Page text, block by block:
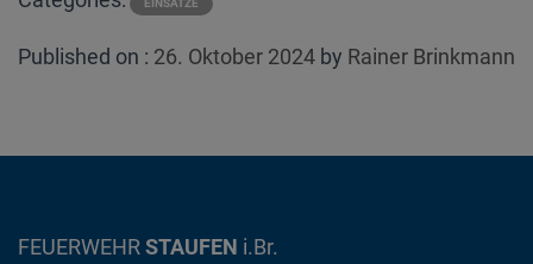
EINSÄTZE
Published on : Posted
26. Oktober 2024 by Rainer Brinkmann
FEUERWEHRSTAUFEN i.Br.